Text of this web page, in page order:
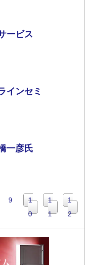
ービス
インセミ
一彦氏
カ
ン
ト
9 Page
1
0
Page
1
1
Page
1
2